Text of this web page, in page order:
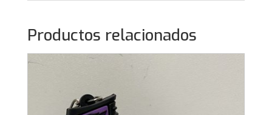
Productos relacionados